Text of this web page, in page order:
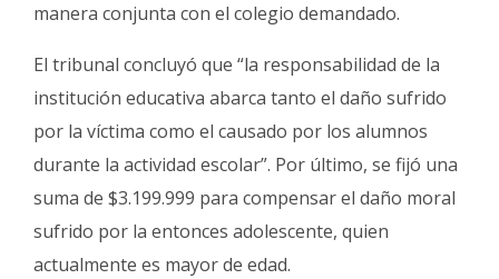
manera conjunta con el colegio demandado.
El tribunal concluyó que “la responsabilidad de la
institución educativa abarca tanto el daño sufrido
por la víctima como el causado por los alumnos
durante la actividad escolar”. Por último, se fijó una
suma de $3.199.999 para compensar el daño moral
sufrido por la entonces adolescente, quien
actualmente es mayor de edad.